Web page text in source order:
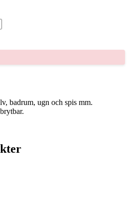
badrum, ugn och spis mm.